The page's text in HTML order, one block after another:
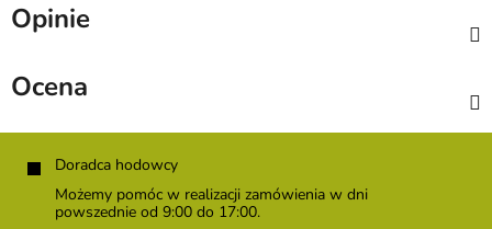
Opinie
Ocena
Doradca hodowcy
Możemy pomóc w realizacji zamówienia w dni
powszednie od 9:00 do 17:00.